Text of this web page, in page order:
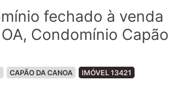
fechado à venda
Condomínio Capão
CAPÃO DA CANOA IMÓVEL 13421